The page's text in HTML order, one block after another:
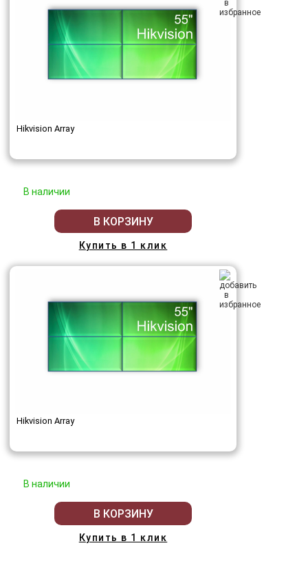
Hikvision Array
В наличии
В КОРЗИНУ
Купить в 1 клик
Hikvision Array
В наличии
В КОРЗИНУ
Купить в 1 клик